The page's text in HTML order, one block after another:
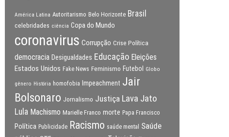
América Latina Autoritarismo Belo Horizonte Brasil
celebridades ciência Copa do Mundo
coronavirus Corrupção Crise Política
democracia Desigualdades Educação Eleições
Estados Unidos Fake News Feminismo Futebol Globo
gênero História homofobia Impeachment Jair
Bolsonaro Jornalismo Justiça Lava Jato
Lula Machismo Marielle Franco morte Papa Francisco
Política Publicidade Racismo saúde mental
Saúde